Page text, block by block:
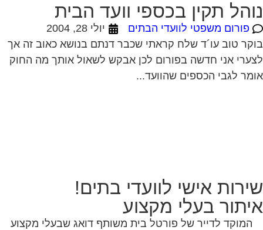
תקין בכספי וועד הבית
פורום משפטי לוועדי הבתים
יולי 28, 2004
טוב עו´ד שלח קראתי שכבר דנתם בנושא כאוב זה אך
אני חדשה בפורום לכן אבקש לשאול אותך מה החוק
לגבי הכספים שהוועד...
אישי לוועדי בתים!
בעלי מקצוע
המוקד לדייר של פורטל בית משותף דואג שבעלי מקצוע